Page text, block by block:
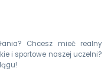
Chcesz mieć realny
i sportowe naszej uczelni?